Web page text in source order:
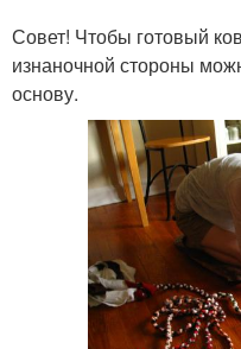
Совет! Чтобы готовый
изнаночной стороны
основу.